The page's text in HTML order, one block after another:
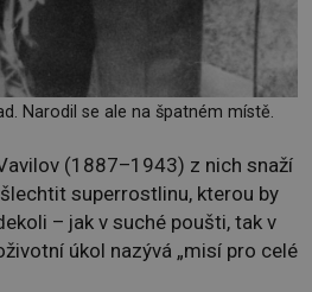
Narodil se ale na špatném místě.
(1887–1943) z nich snaží
superrostlinu, kterou by
– jak v suché poušti, tak v
úkol nazývá „misí pro celé